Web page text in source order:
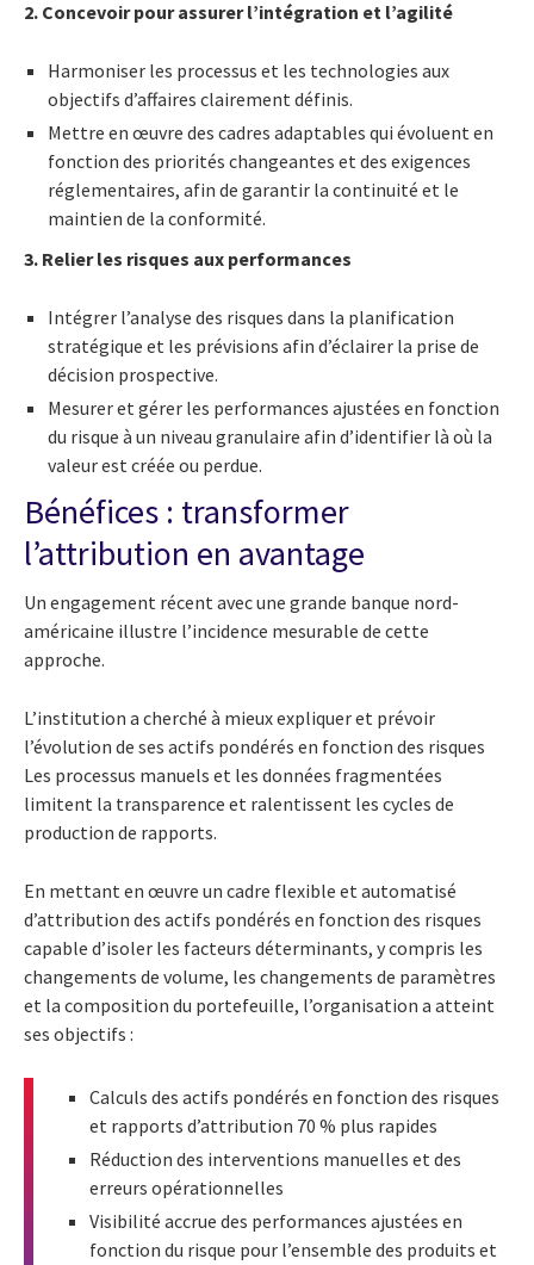
2. Concevoir pour assurer l’intégration et l’agilité
Harmoniser les processus et les technologies aux
objectifs d’affaires clairement définis.
Mettre en œuvre des cadres adaptables qui évoluent en
fonction des priorités changeantes et des exigences
réglementaires, afin de garantir la continuité et le
maintien de la conformité.
3. Relier les risques aux performances
Intégrer l’analyse des risques dans la planification
stratégique et les prévisions afin d’éclairer la prise de
décision prospective.
Mesurer et gérer les performances ajustées en fonction
du risque à un niveau granulaire afin d’identifier là où la
valeur est créée ou perdue.
Bénéfices : transformer
l’attribution en avantage
Un engagement récent avec une grande banque nord-
américaine illustre l’incidence mesurable de cette
approche.
L’institution a cherché à mieux expliquer et prévoir
l’évolution de ses actifs pondérés en fonction des risques
Les processus manuels et les données fragmentées
limitent la transparence et ralentissent les cycles de
production de rapports.
En mettant en œuvre un cadre flexible et automatisé
d’attribution des actifs pondérés en fonction des risques
capable d’isoler les facteurs déterminants, y compris les
changements de volume, les changements de paramètres
et la composition du portefeuille, l’organisation a atteint
ses objectifs :
Calculs des actifs pondérés en fonction des risques
et rapports d’attribution 70 % plus rapides
Réduction des interventions manuelles et des
erreurs opérationnelles
Visibilité accrue des performances ajustées en
fonction du risque pour l’ensemble des produits et